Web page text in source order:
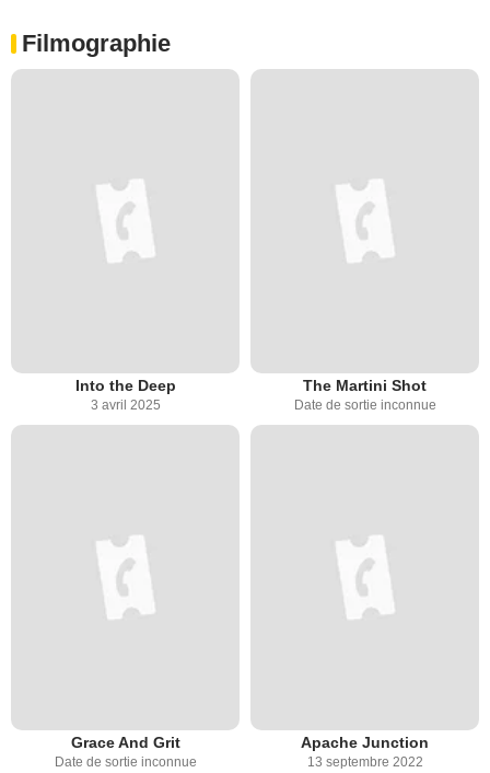
Filmographie
Into the Deep
3 avril 2025
The Martini Shot
Date de sortie inconnue
Grace And Grit
Date de sortie inconnue
Apache Junction
13 septembre 2022